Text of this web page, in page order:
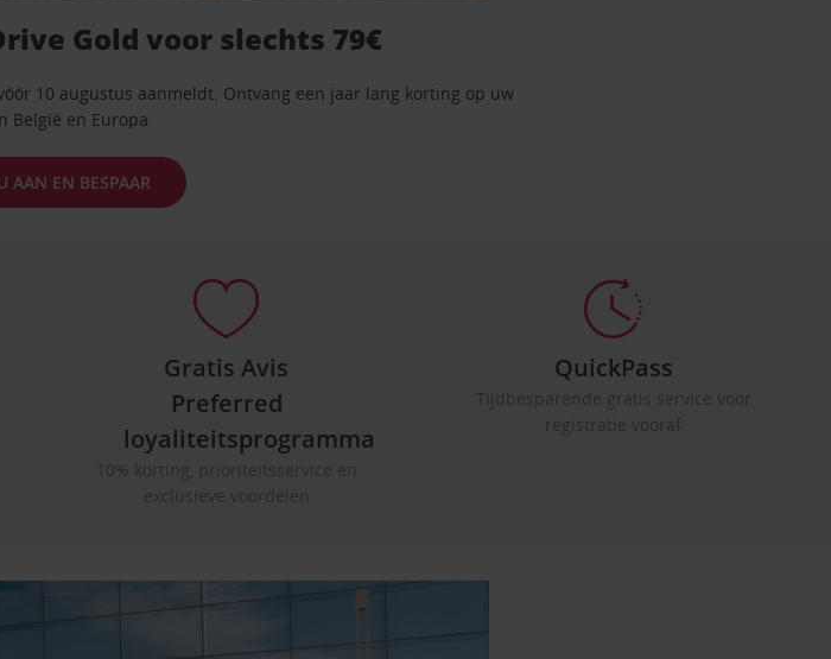
Gold voor slechts 79€
10 augustus aanmeldt. Ontvang een jaar lang korting op uw
België en Europa.
AAN EN BESPAAR
Gratis Avis
Preferred
loyaliteitsprogramma
10% korting, prioriteitsservice en
exclusieve voordelen
QuickPass
Tijdbesparende gratis service voor
registratie vooraf